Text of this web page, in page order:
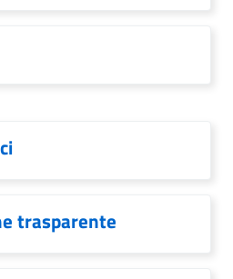
trasparente